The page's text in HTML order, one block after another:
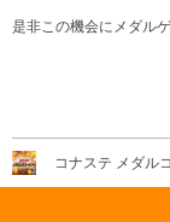
是非この機会にメダル
コナステ メダル